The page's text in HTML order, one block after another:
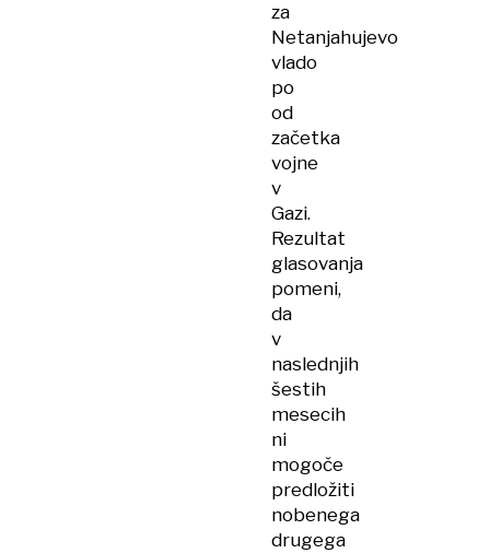
za
Netanjahujevo
vlado
po
od
začetka
vojne
v
Gazi.
Rezultat
glasovanja
pomeni,
da
v
naslednjih
šestih
mesecih
ni
mogoče
predložiti
nobenega
drugega